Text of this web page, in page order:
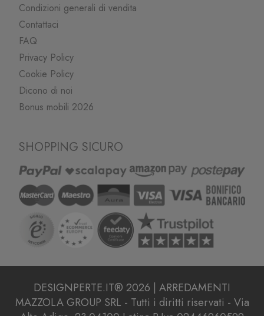
Condizioni generali di vendita
Contattaci
FAQ
Privacy Policy
Cookie Policy
Dicono di noi
Bonus mobili 2026
SHOPPING SICURO
DESIGNPERTE.IT® 2026 | ARREDAMENTI
MAZZOLA GROUP SRL - Tutti i diritti riservati - Via